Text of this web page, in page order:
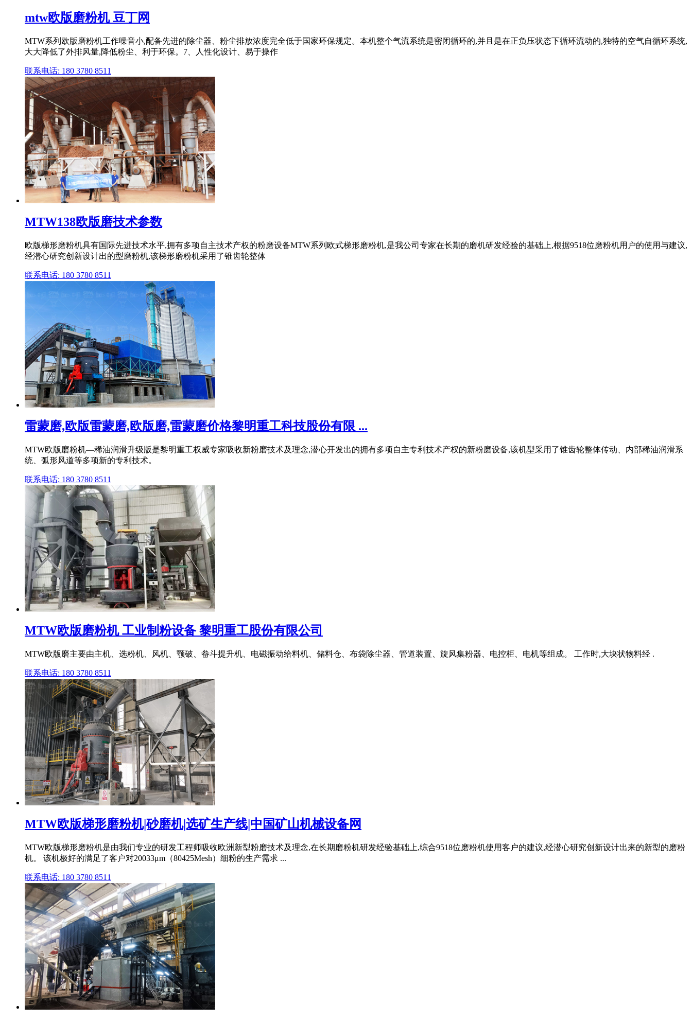
mtw欧版磨粉机 豆丁网
MTW系列欧版磨粉机工作噪音小,配备先进的除尘器、粉尘排放浓度完全低于国家环保规定。本机整个气流系统是密闭循环的,并且是在正负压状态下循环流动的,独特的空气自循环系统,
大大降低了外排风量,降低粉尘、利于环保。7、人性化设计、易于操作
联系电话: 180 3780 8511
MTW138欧版磨技术参数
欧版梯形磨粉机具有国际先进技术水平,拥有多项自主技术产权的粉磨设备MTW系列欧式梯形磨粉机,是我公司专家在长期的磨机研发经验的基础上,根据9518位磨粉机用户的使用与建议,
经潜心研究创新设计出的型磨粉机,该梯形磨粉机采用了锥齿轮整体
联系电话: 180 3780 8511
雷蒙磨,欧版雷蒙磨,欧版磨,雷蒙磨价格黎明重工科技股份有限 ...
MTW欧版磨粉机—稀油润滑升级版是黎明重工权威专家吸收新粉磨技术及理念,潜心开发出的拥有多项自主专利技术产权的新粉磨设备,该机型采用了锥齿轮整体传动、内部稀油润滑系
统、弧形风道等多项新的专利技术。
联系电话: 180 3780 8511
MTW欧版磨粉机 工业制粉设备 黎明重工股份有限公司
MTW欧版磨主要由主机、选粉机、风机、颚破、畚斗提升机、电磁振动给料机、储料仓、布袋除尘器、管道装置、旋风集粉器、电控柜、电机等组成。 工作时,大块状物料经 .
联系电话: 180 3780 8511
MTW欧版梯形磨粉机|砂磨机|选矿生产线|中国矿山机械设备网
MTW欧版梯形磨粉机是由我们专业的研发工程师吸收欧洲新型粉磨技术及理念,在长期磨粉机研发经验基础上,综合9518位磨粉机使用客户的建议,经潜心研究创新设计出来的新型的磨粉
机。 该机极好的满足了客户对20033μm（80425Mesh）细粉的生产需求 ...
联系电话: 180 3780 8511